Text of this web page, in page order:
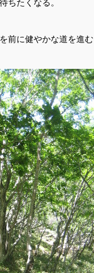
前に健やかな道を進